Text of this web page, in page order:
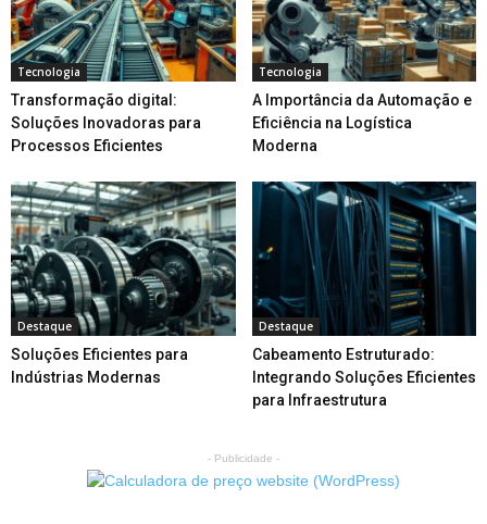
Tecnologia
Transformação digital:
Soluções Inovadoras para
Processos Eficientes
Tecnologia
A Importância da Automação e
Eficiência na Logística
Moderna
Destaque
Soluções Eficientes para
Indústrias Modernas
Destaque
Cabeamento Estruturado:
Integrando Soluções Eficientes
para Infraestrutura
- Publicidade -